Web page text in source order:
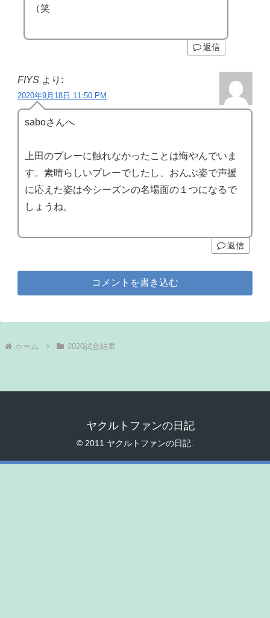
（笑
返信
FIYS より:
2020年9月18日 11:50 PM
saboさんへ
上田のプレーに触れなかったことは悔やんでいま
す。素晴らしいプレーでしたし、おんぶ姿で声援
に応えた姿は今シーズンの名場面の１つになるで
しょうね。
返信
コメントを書き込む
ホーム 2020試合結果
ヤクルトファンの日記
© 2011 ヤクルトファンの日記.